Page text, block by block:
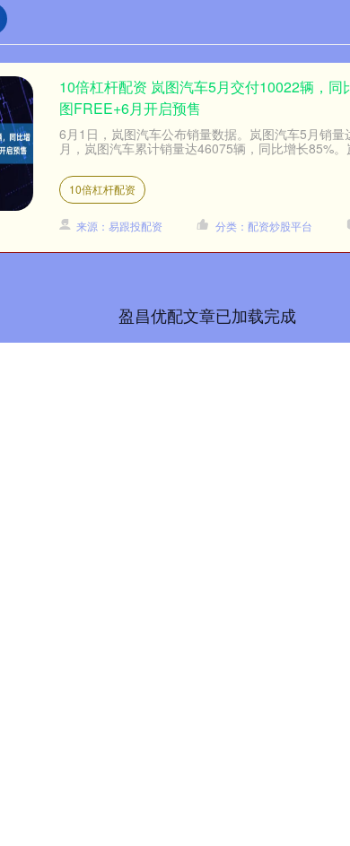
10倍杠杆配资 岚图汽车5月交付10022辆，
图FREE+6月开启预售
6月1日，岚图汽车公布销量数据。岚图汽车5月销
月，岚图汽车累计销量达46075辆，同比增长85%
10倍杠杆配资
来源：易跟投配资 分类：配资炒股平台
盈昌优配文章已加载完成